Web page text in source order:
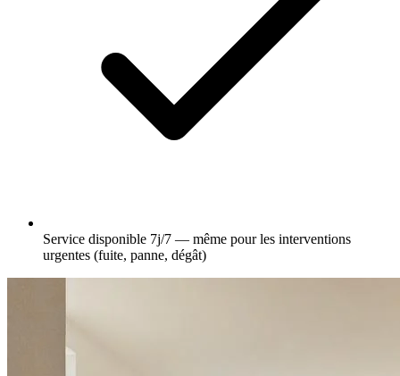
Service disponible 7j/7 — même pour les interventions
urgentes (fuite, panne, dégât)